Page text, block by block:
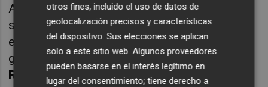
Además, la experiencia de Ética en
sostenibilidad nos va a permitir acceder a
este tipo de inversores y mejorar la propia
gobernanza de nuestra compañía”, señala
Rafael Gascó
, presidente de Diaphanum.
otros fines, incluido el uso de datos de
geolocalización precisos y características
del dispositivo. Sus elecciones se aplican
solo a este sitio web. Algunos proveedores
pueden basarse en el interés legítimo en
lugar del consentimiento; tiene derecho a